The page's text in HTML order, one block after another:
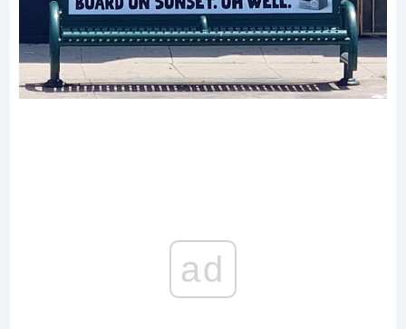
ad